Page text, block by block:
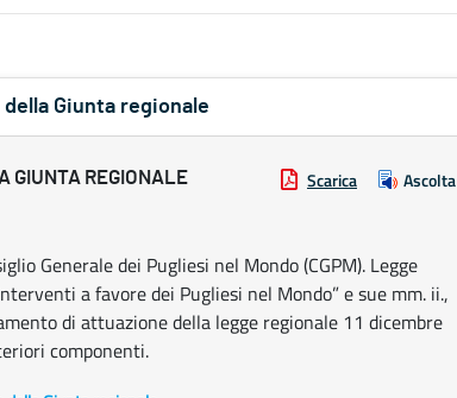
Giunta regionale
GIUNTA REGIONALE
Scarica Ascolta
Generale dei Pugliesi nel Mondo (CGPM). Legge
a favore dei Pugliesi nel Mondo” e sue mm. ii.,
di attuazione della legge regionale 11 dicembre
componenti.